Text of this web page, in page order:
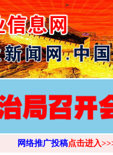
>
网络推广投稿点击进入